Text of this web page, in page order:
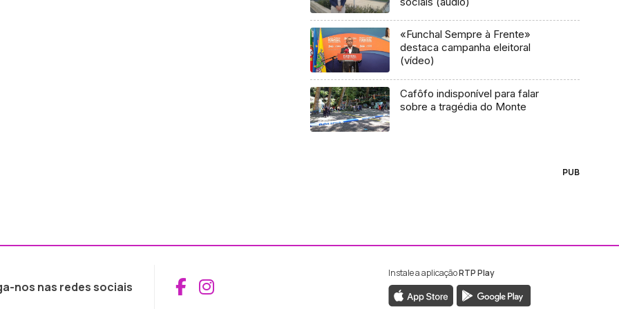
«Funchal Sempre à Frente»
destaca campanha eleitoral
(vídeo)
Cafôfo indisponível para falar
sobre a tragédia do Monte
PUB
nos nas redes sociais Aceder ao Facebook da RTP Madeira
Aceder ao Instagram da RTP Madeira
Instale a aplicaçãoRTP Play